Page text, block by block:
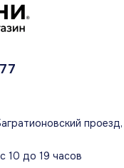
GARMIN
10 до 19 часов